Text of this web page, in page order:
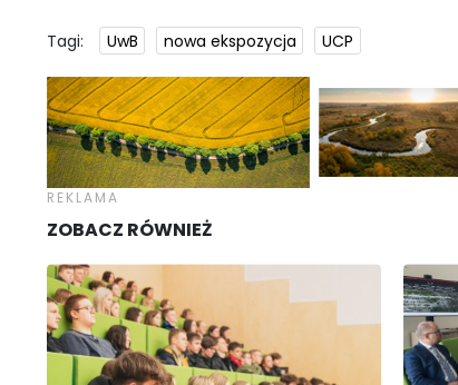
Tagi: UwB nowa ekspozycja UCP
ZOBACZ RÓWNIEŻ